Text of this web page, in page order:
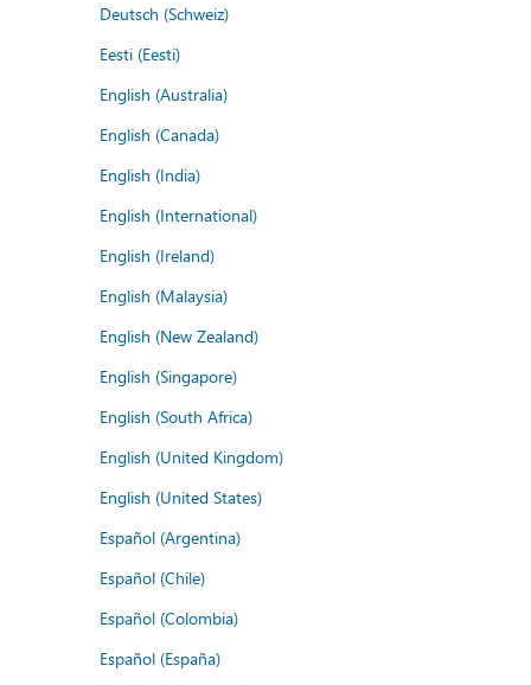
Deutsch (Schweiz)
Eesti (Eesti)
English (Australia)
English (Canada)
English (India)
English (International)
English (Ireland)
English (Malaysia)
English (New Zealand)
English (Singapore)
English (South Africa)
English (United Kingdom)
English (United States)
Español (Argentina)
Español (Chile)
Español (Colombia)
Español (España)